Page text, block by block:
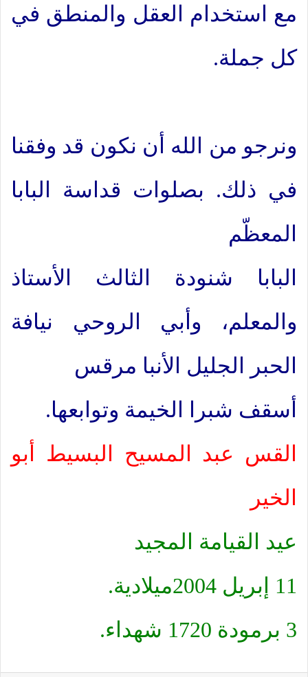
مع استخدام العقل والمنطق في
كل جملة.
ونرجو من الله أن نكون قد وفقنا
في ذلك. بصلوات قداسة البابا
المعظّم
البابا شنودة الثالث الأستاذ
والمعلم، وأبي الروحي نيافة
الحبر الجليل الأنبا مرقس
أسقف شبرا الخيمة وتوابعها.
القس عبد المسيح البسيط أبو
الخير
عيد القيامة المجيد
11 إبريل 2004ميلادية.
3 برمودة 1720 شهداء.